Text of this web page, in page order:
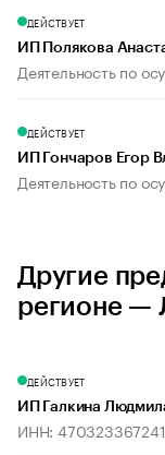
ДЕЙСТВУЕТ
ИП Полякова
Деятельность по
ДЕЙСТВУЕТ
ИП Гончаров Егор
Деятельность по
Другие
регионе —
ДЕЙСТВУЕТ
ИП Галкина
ИНН: 470323367241